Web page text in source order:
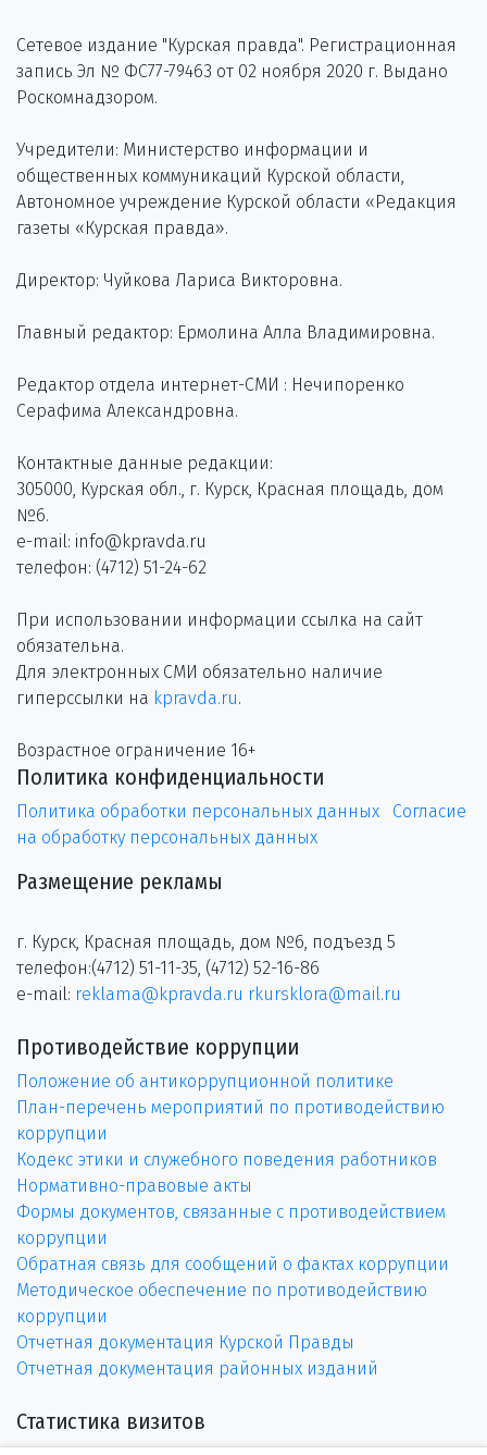
Сетевое издание "Курская правда". Регистрационная
запись Эл № ФС77-79463 от 02 ноября 2020 г. Выдано
Роскомнадзором.
Учредители: Министерство информации и
общественных коммуникаций Курской области,
Автономное учреждение Курской области «Редакция
газеты «Курская правда».
Директор: Чуйкова Лариса Викторовна.
Главный редактор: Ермолина Алла Владимировна.
Редактор отдела интернет-СМИ : Нечипоренко
Серафима Александровна.
Контактные данные редакции:
305000, Курская обл., г. Курск, Красная площадь, дом
№6.
e-mail: info@kpravda.ru
телефон: (4712) 51-24-62
При использовании информации ссылка на сайт
обязательна.
Для электронных СМИ обязательно наличие
гиперссылки на kpravda.ru.
Возрастное ограничение 16+
Политика конфиденциальности
Политика обработки персональных данных
Согласие
на обработку персональных данных
Размещение рекламы
г. Курск, Красная площадь, дом №6, подъезд 5
телефон:(4712) 51-11-35, (4712) 52-16-86
e-mail: reklama@kpravda.ru rkursklora@mail.ru
Противодействие коррупции
Положение об антикоррупционной политике
План-перечень мероприятий по противодействию
коррупции
Кодекс этики и служебного поведения работников
Нормативно-правовые акты
Формы документов, связанные с противодействием
коррупции
Обратная связь для сообщений о фактах коррупции
Методическое обеспечение по противодействию
коррупции
Отчетная документация Курской Правды
Отчетная документация районных изданий
Статистика визитов